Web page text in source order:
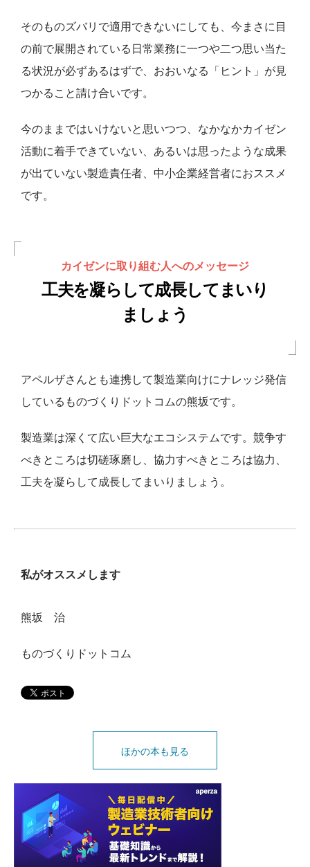
そのものズバリで適用できないにしても、今まさに目
の前で展開さ れている日常業務に一つや二つ思い当た
る状況が必ずあるはずで、 おおいなる「ヒント」が見
つかること請け合いです。
今のままではいけないと思いつつ、なかなかカイゼン
活動に着手できていない、あるいは思ったような成果
が出ていない製造責任者、 中小企業経営者におススメ
です。
カイゼンに取り組む人へのメッセージ
工夫を凝らして成長してまいり
ましょう
アペルザさんとも連携して製造業向けにナレッジ発信
しているものづくりドットコムの熊坂です。
製造業は深くて広い巨大なエコシステムです。競争す
べきところは切磋琢磨し、 協力すべきところは協力、
工夫を凝らして成長してまいりましょう 。
私がオススメします
熊坂 治
ものづくりドットコム
ほかの本も見る